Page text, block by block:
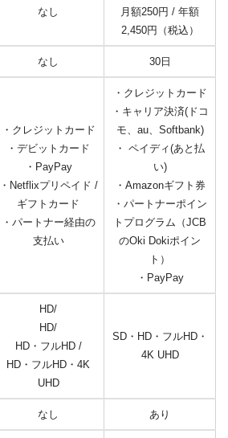
なし
月額250円 / 年額
2,450円（税込）
なし 30日
・クレジットカード
・デビットカード
・PayPay
・Netflixプリペイド /
ギフトカード
・パートナー経由の
支払い
・クレジットカード
・キャリア決済(ドコ
モ、au、Softbank)
・ ペイディ(あと払
い)
・Amazonギフト券
・パートナーポイン
トプログラム（JCB
のOki Dokiポイン
ト）
・PayPay
HD/
HD/
HD・フルHD /
HD・フルHD・4K
UHD
SD・HD・フルHD・
4K UHD
なし あり